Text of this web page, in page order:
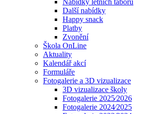
Nabídky letních táborů
Další nabídky
Happy snack
Platby
Zvonění
Škola OnLine
Aktuality
Kalendář akcí
Formuláře
Fotogalerie a 3D vizualizace
3D vizualizace školy
Fotogalerie 2025⁄2026
Fotogalerie 2024⁄2025